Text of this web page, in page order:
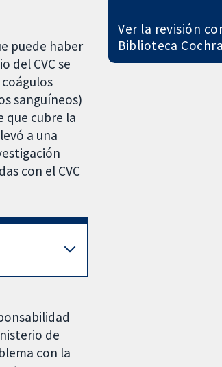
puede haber
del CVC se
sanguíneos)
que cubre la
a una
con el CVC
de
con la
Ver la revisión
Biblioteca